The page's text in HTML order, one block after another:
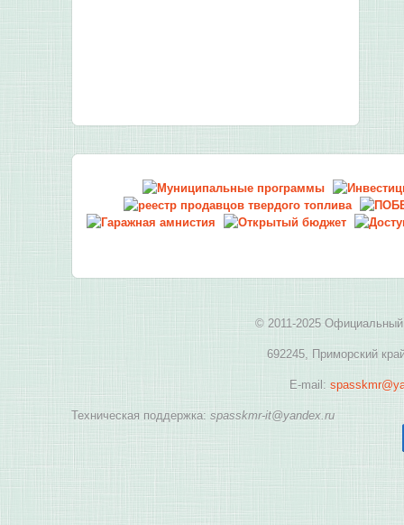
© 2011-2025 Официальный
692245, Приморский
E-mail:
Техническая поддержка: spasskmr-it@yandex.ru